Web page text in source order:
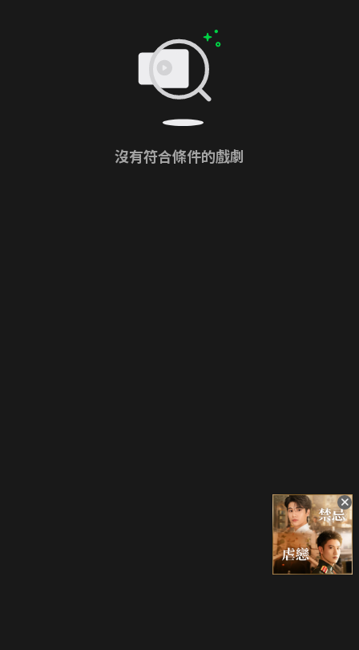
沒有符合條件的戲劇